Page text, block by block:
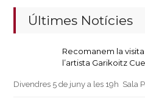
Últimes Notícies
Recomanem la
l’artista Garikoitz
Divendres 5 de juny a les 19h Sala